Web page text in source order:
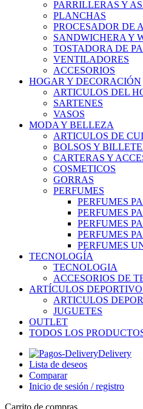
PARRILLERAS Y
PLANCHAS
PROCESADOR DE
SANDWICHERA Y
TOSTADORA DE
VENTILADORES
ACCESORIOS
HOGAR Y DECORACIÓN
ARTICULOS DEL
SARTENES
VASOS
MODA Y BELLEZA
ARTICULOS DE
BOLSOS Y
CARTERAS Y
COSMETICOS
GORRAS
PERFUMES
PERFUMES
PERFUMES
PERFUMES
PERFUMES
PERFUMES
TECNOLOGÍA
TECNOLOGIA
ACCESORIOS DE
ARTÍCULOS
ARTICULOS
JUGUETES
OUTLET
TODOS LOS
Delivery
Lista de deseos
Comparar
Inicio de sesión / registro